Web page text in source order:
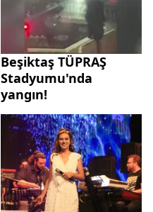
Beşiktaş TÜPRAŞ
Stadyumu'nda
yangın!